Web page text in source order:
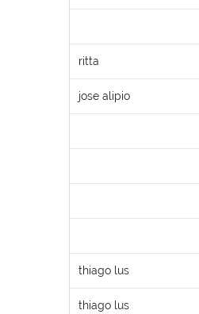
ritta
jose alipio
thiago lus
thiago lus